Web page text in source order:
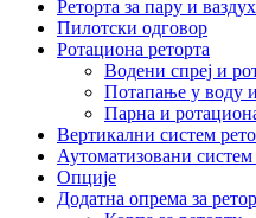
Реторта за пару и ваздух
Пилотски одговор
Ротациона реторта
Водени спреј и
Потапање у воду
Парна и
Вертикални систем
Аутоматизовани систем
Опције
Додатна опрема за